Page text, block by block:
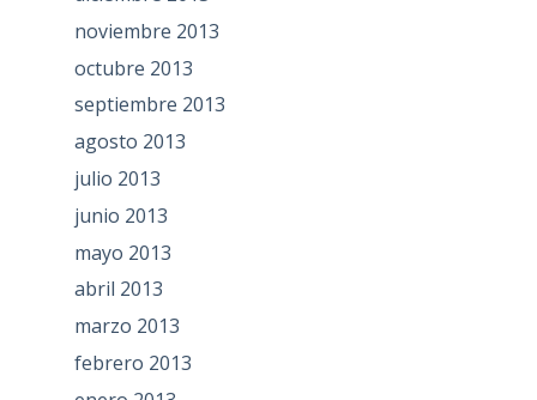
noviembre 2013
octubre 2013
septiembre 2013
agosto 2013
julio 2013
junio 2013
mayo 2013
abril 2013
marzo 2013
febrero 2013